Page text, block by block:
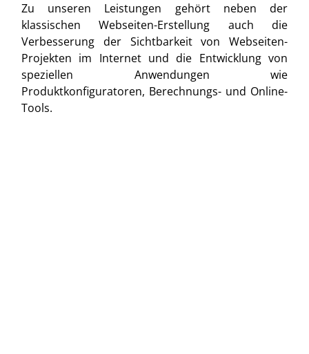
Zu unseren Leistungen gehört neben der
klassischen Webseiten-Erstellung auch die
Verbesserung der Sichtbarkeit von Webseiten-
Projekten im Internet und die Entwicklung von
speziellen Anwendungen wie
Produktkonfiguratoren, Berechnungs- und Online-
Tools.